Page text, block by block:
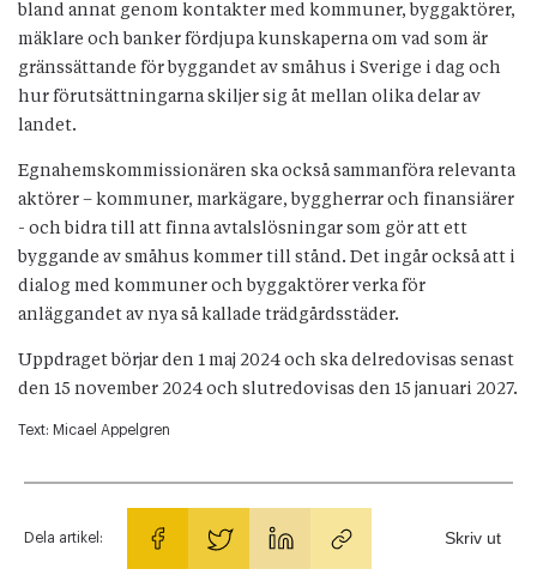
bland annat genom kontakter med kommuner, byggaktörer,
mäklare och banker fördjupa kunskaperna om vad som är
gränssättande för byggandet av småhus i Sverige i dag och
hur förutsättningarna skiljer sig åt mellan olika delar av
landet.
Egnahemskommissionären ska också sammanföra relevanta
aktörer – kommuner, markägare, byggherrar och finansiärer
- och bidra till att finna avtalslösningar som gör att ett
byggande av småhus kommer till stånd. Det ingår också att i
dialog med kommuner och byggaktörer verka för
anläggandet av nya så kallade trädgårdsstäder.
Uppdraget börjar den 1 maj 2024 och ska delredovisas senast
den 15 november 2024 och slutredovisas den 15 januari 2027.
Text: Micael Appelgren
Dela artikel: Skriv ut